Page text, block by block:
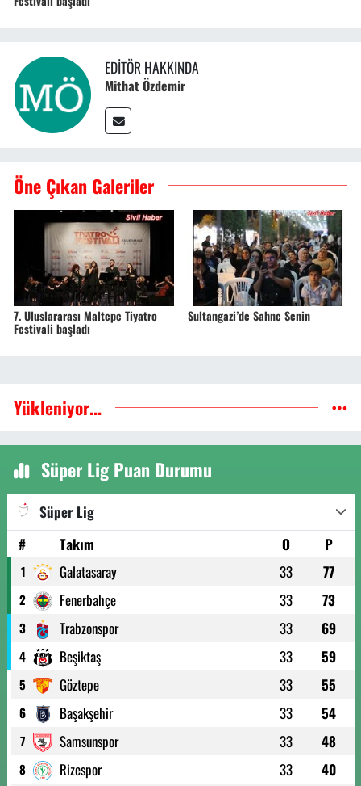
EDITÖR HAKKINDA
Mithat Özdemir
Öne Çıkan Galeriler
7. Uluslararası Maltepe Tiyatro
Festivali başladı
Sultangazi’de Sahne Senin
Yükleniyor...
Süper Lig Puan Durumu
Süper Lig
#
Takım O P
1 Galatasaray 33 77
2 Fenerbahçe 33 73
3 Trabzonspor 33 69
4 Beşiktaş 33 59
5 Göztepe 33 55
6 Başakşehir 33 54
7 Samsunspor 33 48
8 Rizespor 33 40